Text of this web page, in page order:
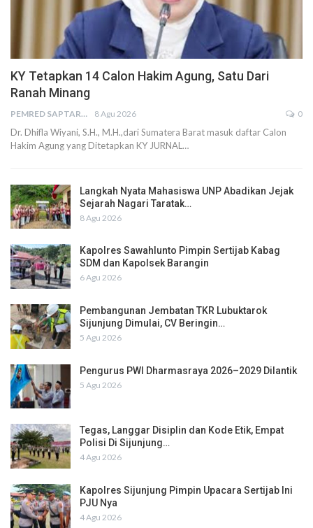
KY Tetapkan 14 Calon Hakim Agung, Satu Dari
Ranah Minang
PEMRED SAPTARIUS 8 Agu 2026 0
Dr. Dhifla Wiyani, S.H., M.H.,dari Sumatera Barat masuk daftar Calon
Hakim Agung yang Ditetapkan KY JURNAL…
Langkah Nyata Mahasiswa UNP Abadikan Jejak
Sejarah Nagari Taratak…
8 Agu 2026
Kapolres Sawahlunto Pimpin Sertijab Kabag
SDM dan Kapolsek Barangin
6 Agu 2026
Pembangunan Jembatan TKR Lubuktarok
Sijunjung Dimulai, CV Beringin…
5 Agu 2026
Pengurus PWI Dharmasraya 2026–2029 Dilantik
5 Agu 2026
Tegas, Langgar Disiplin dan Kode Etik, Empat
Polisi Di Sijunjung…
4 Agu 2026
Kapolres Sijunjung Pimpin Upacara Sertijab Ini
PJU Nya
4 Agu 2026